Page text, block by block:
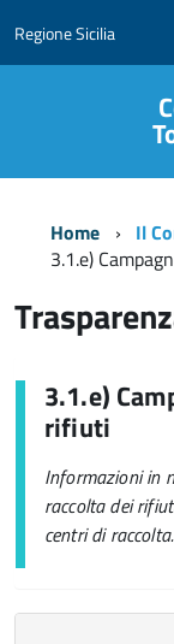
Regione Sicilia
Home Il
3.1.e)
3.1.e)
rifiuti
Informazioni in
raccolta dei
centri di raccolta.